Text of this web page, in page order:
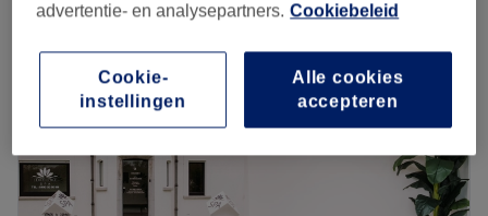
advertentie- en analysepartners. Cookiebeleid
Alle cookies
accepteren
Cookie-
instellingen